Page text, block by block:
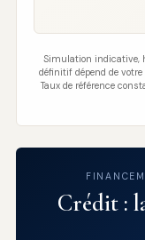
Simulation indicative,
définitif dépend de
Taux de référence
Crédit :